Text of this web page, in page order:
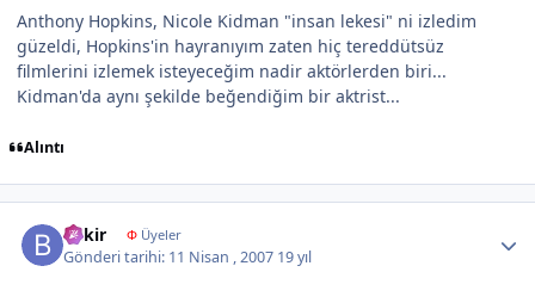
Anthony Hopkins, Nicole Kidman "insan lekesi" ni izledim
güzeldi, Hopkins'in hayranıyım zaten hiç tereddütsüz
filmlerini izlemek isteyeceğim nadir aktörlerden biri...
Kidman'da aynı şekilde beğendiğim bir aktrist...
Alıntı
bekir ΦÜyeler
Gönderi tarihi: 11 Nisan , 2007 19 yıl